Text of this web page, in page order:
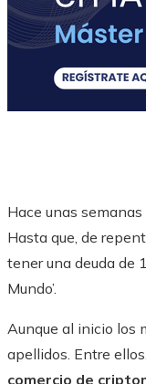
Hace unas
Hasta que, de
tener una deuda de
Mundo’.
Aunque al inicio los
apellidos. Entre ellos,
comercio de